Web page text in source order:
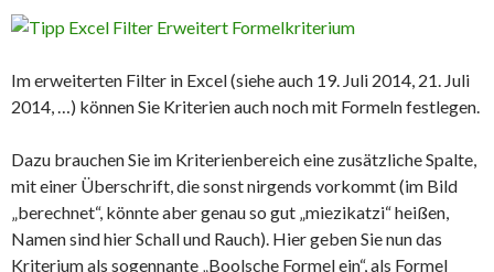
Im erweiterten Filter in Excel (siehe auch 19. Juli 2014, 21. Juli
2014, …) können Sie Kriterien auch noch mit Formeln festlegen.
Dazu brauchen Sie im Kriterienbereich eine zusätzliche Spalte,
mit einer Überschrift, die sonst nirgends vorkommt (im Bild
„berechnet“, könnte aber genau so gut „miezikatzi“ heißen,
Namen sind hier Schall und Rauch). Hier geben Sie nun das
Kriterium als sogennante „Boolsche Formel ein“, als Formel